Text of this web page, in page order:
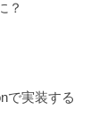
？
で実装する